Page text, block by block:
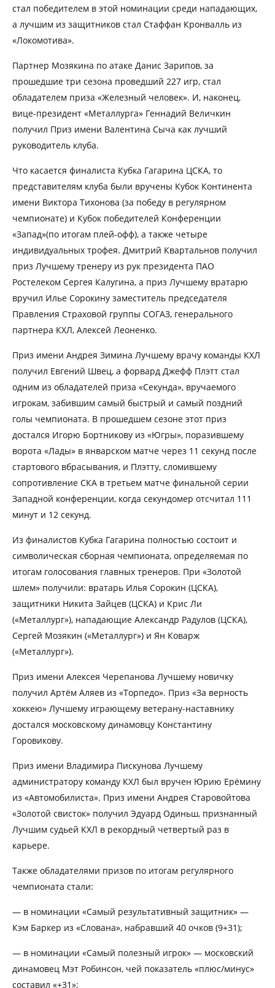
стал победителем в этой номинации среди нападающих,
а лучшим из защитников стал Стаффан Кронвалль из
«Локомотива».
Партнер Мозякина по атаке Данис Зарипов, за
прошедшие три сезона проведший 227 игр, стал
обладателем приза «Железный человек». И, наконец,
вице-президент «Металлурга» Геннадий Величкин
получил Приз имени Валентина Сыча как лучший
руководитель клуба.
Что касается финалиста Кубка Гагарина ЦСКА, то
представителям клуба были вручены Кубок Континента
имени Виктора Тихонова (за победу в регулярном
чемпионате) и Кубок победителей Конференции
«Запад»(по итогам плей-офф), а также четыре
индивидуальных трофея. Дмитрий Квартальнов получил
приз Лучшему тренеру из рук президента ПАО
Ростелеком Сергея Калугина, а приз Лучшему вратарю
вручил Илье Сорокину заместитель председателя
Правления Страховой группы СОГАЗ, генерального
партнера КХЛ, Алексей Леоненко.
Приз имени Андрея Зимина Лучшему врачу команды КХЛ
получил Евгений Швец, а форвард Джефф Плэтт стал
одним из обладателей приза «Секунда», вручаемого
игрокам, забившим самый быстрый и самый поздний
голы чемпионата. В прошедшем сезоне этот приз
достался Игорю Бортникову из «Югры», поразившему
ворота «Лады» в январском матче через 11 секунд после
стартового вбрасывания, и Плэтту, сломившему
сопротивление СКА в третьем матче финальной серии
Западной конференции, когда секундомер отсчитал 111
минут и 12 секунд.
Из финалистов Кубка Гагарина полностью состоит и
символическая сборная чемпионата, определяемая по
итогам голосования главных тренеров. При «Золотой
шлем» получили: вратарь Илья Сорокин (ЦСКА),
защитники Никита Зайцев (ЦСКА) и Крис Ли
(«Металлург»), нападающие Александр Радулов (ЦСКА),
Сергей Мозякин («Металлург») и Ян Коварж
(«Металлург»).
Приз имени Алексея Черепанова Лучшему новичку
получил Артём Аляев из «Торпедо». Приз «За верность
хоккею» Лучшему играющему ветерану-наставнику
достался московскому динамовцу Константину
Горовикову.
Приз имени Владимира Пискунова Лучшему
администратору команду КХЛ был вручен Юрию Ерёмину
из «Автомобилиста». Приз имени Андрея Старовойтова
«Золотой свисток» получил Эдуард Одиньш, признанный
Лучшим судьей КХЛ в рекордный четвертый раз в
карьере.
Также обладателями призов по итогам регулярного
чемпионата стали:
— в номинации «Самый результативный защитник» —
Кэм Баркер из «Слована», набравший 40 очков (9+31);
— в номинации «Самый полезный игрок» — московский
динамовец Мэт Робинсон, чей показатель «плюс/минус»
составил «+31»;